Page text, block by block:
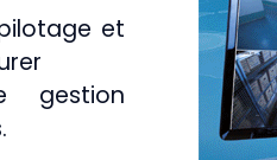
et
gestion